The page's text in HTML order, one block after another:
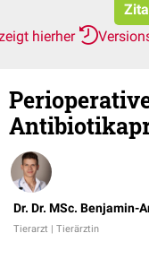
hierher
Dr. Dr. MSc. Benjamin-
Tierarzt | Tierärztin